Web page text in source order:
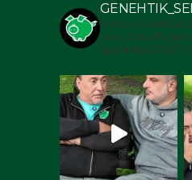
Banco de semillas
Seed Bank of
Sp4nn4bis 2018/